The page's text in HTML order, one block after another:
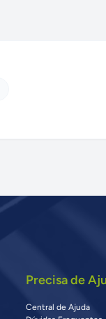
Precisa de
Central de Ajuda